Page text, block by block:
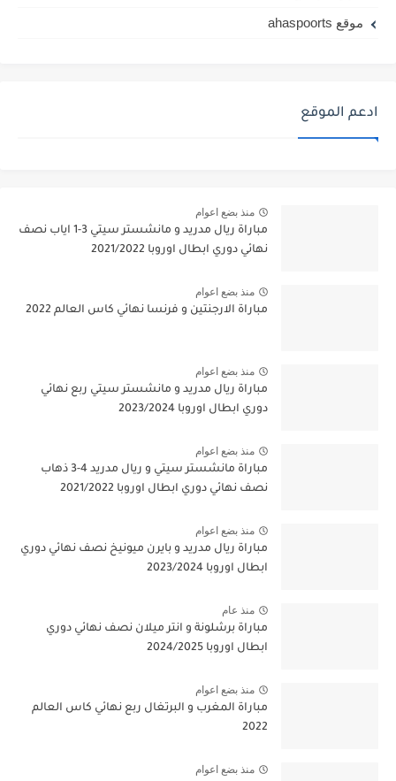
موقع ahaspoorts
ادعم الموقع
منذ بضع اعوام
مباراة ريال مدريد و مانشستر سيتي 3-1 اياب نصف
نهائي دوري ابطال اوروبا 2021/2022
منذ بضع اعوام
مباراة الارجنتين و فرنسا نهائي كاس العالم 2022
منذ بضع اعوام
مباراة ريال مدريد و مانشستر سيتي ربع نهائي
دوري ابطال اوروبا 2023/2024
منذ بضع اعوام
مباراة مانشستر سيتي و ريال مدريد 4-3 ذهاب
نصف نهائي دوري ابطال اوروبا 2021/2022
منذ بضع اعوام
مباراة ريال مدريد و بايرن ميونيخ نصف نهائي دوري
ابطال اوروبا 2023/2024
منذ عام
مباراة برشلونة و انتر ميلان نصف نهائي دوري
ابطال اوروبا 2024/2025
منذ بضع اعوام
مباراة المغرب و البرتغال ربع نهائي كاس العالم
2022
منذ بضع اعوام